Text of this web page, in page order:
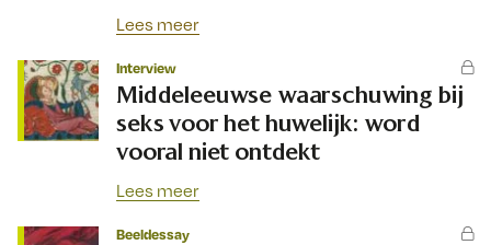
Lees meer
Interview
Middeleeuwse waarschuwing bij
seks voor het huwelijk: word
vooral niet ontdekt
Lees meer
Beeldessay